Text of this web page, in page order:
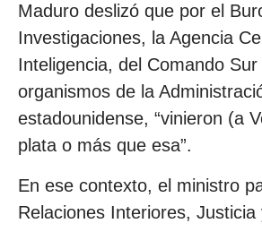
Maduro deslizó que por el
Investigaciones, la Agencia
Inteligencia, del Comando
organismos de la
estadounidense, “vinieron (a
plata o más que esa”.
En ese contexto, el ministro
Relaciones Interiores, Justicia